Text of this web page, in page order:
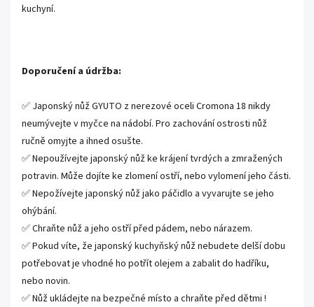
kuchyní.
Doporučení a údržba:
✅ Japonský nůž GYUTO z nerezové oceli Cromona 18 nikdy
neumývejte v myčce na nádobí. Pro zachování ostrosti nůž
ručně omyjte a ihned osušte.
✅ Nepoužívejte japonský nůž ke krájení tvrdých a zmražených
potravin. Může dojíte ke zlomení ostří, nebo vylomení jeho části.
✅ Nepožívejte japonský nůž jako páčidlo a vyvarujte se jeho
ohýbání.
✅ Chraňte nůž a jeho ostří před pádem, nebo nárazem.
✅ Pokud víte, že japonský kuchyňský nůž nebudete delší dobu
potřebovat je vhodné ho potřít olejem a zabalit do hadříku,
nebo novin.
✅ Nůž ukládejte na bezpečné místo a chraňte před dětmi !